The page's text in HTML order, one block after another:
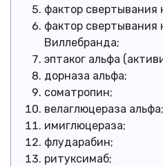
фактор свертывания
фактор свертывания
Виллебранда;
эптаког альфа
дорназа альфа;
соматропин;
велаглюцераза альфа;
имиглюцераза;
флударабин;
ритуксимаб;